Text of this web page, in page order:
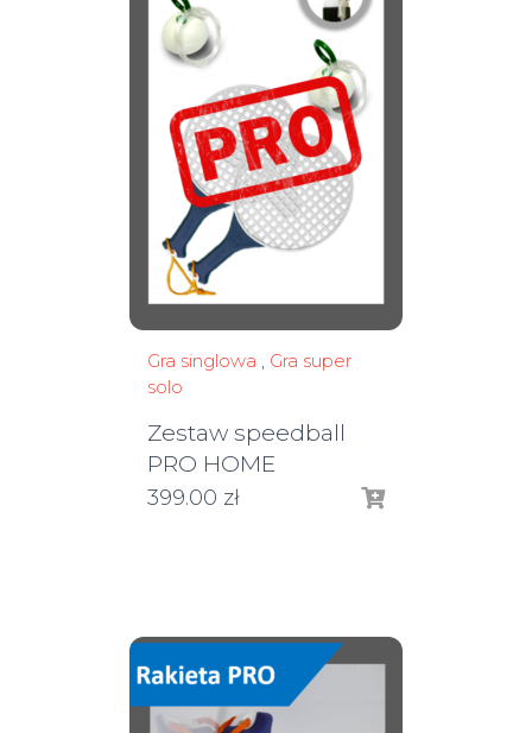
Gra singlowa
Gra super
solo
Zestaw speedball
PRO HOME
399.00 zł